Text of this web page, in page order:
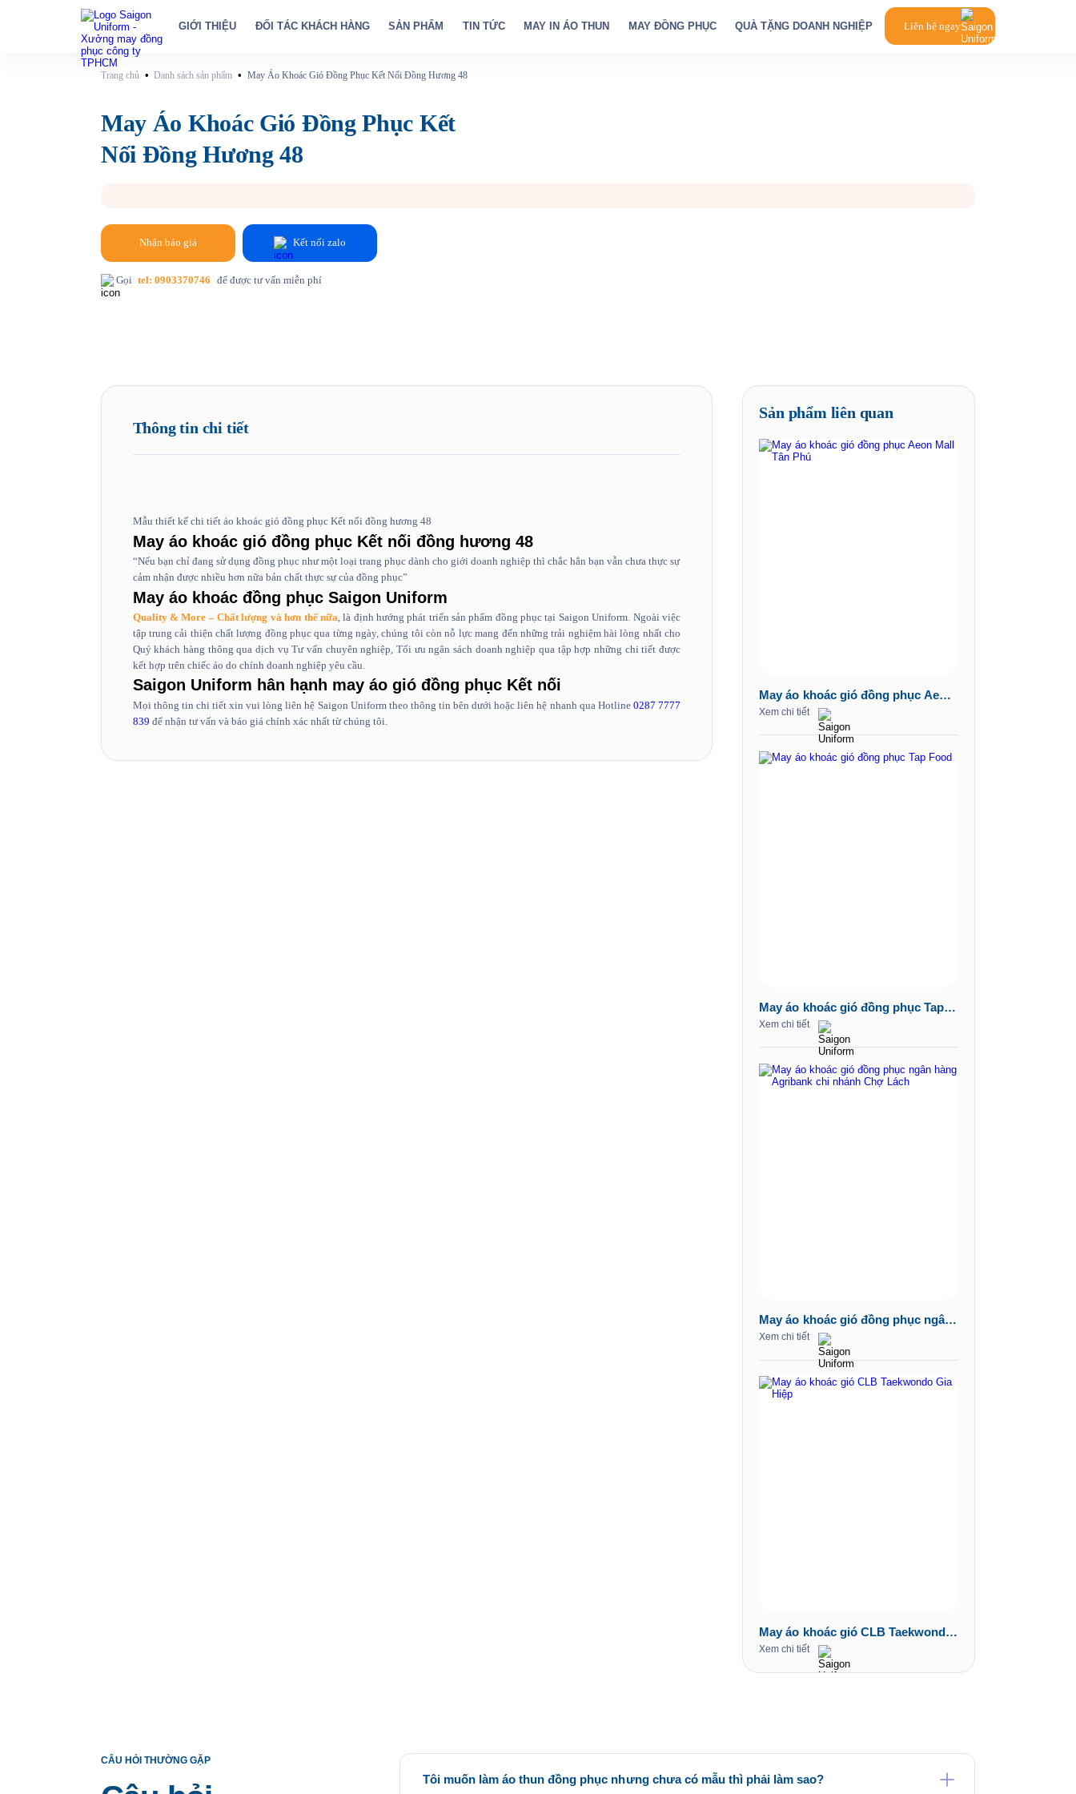
GIỚI THIỆU ĐỐI TÁC KHÁCH HÀNG SẢN PHẨM TIN TỨC MAY IN ÁO THUN MAY ĐỒNG PHỤC QUÀ TẶNG DOANH NGHIỆP Liên hệ ngay
Trang chủ • Danh sách sản phẩm • May Áo Khoác Gió Đồng Phục Kết Nối Đồng Hương 48
May Áo Khoác Gió Đồng Phục Kết
Nối Đồng Hương 48
Nhận báo giá Kết nối zalo
Gọi tel: 0903370746 để được tư vấn miễn phí
Thông tin chi tiết
Mẫu thiết kế chi tiết áo khoác gió đồng phục Kết nối đồng hương 48
May áo khoác gió đồng phục Kết nối đồng hương 48
“Nếu bạn chỉ đang sử dụng đồng phục như một loại trang phục dành cho giới doanh nghiệp thì chắc hẳn bạn vẫn chưa thực sự
cảm nhận được nhiều hơn nữa bản chất thực sự của đồng phục”
May áo khoác đồng phục Saigon Uniform
Quality & More – Chất lượng và hơn thế nữa , là định hướng phát triển sản phẩm đồng phục tại Saigon Uniform. Ngoài việc
tập trung cải thiện chất lượng đồng phục qua từng ngày, chúng tôi còn nỗ lực mang đến những trải nghiệm hài lòng nhất cho
Quý khách hàng thông qua dịch vụ Tư vấn chuyên nghiệp, Tối ưu ngân sách doanh nghiệp qua tập hợp những chi tiết được
kết hợp trên chiếc áo do chính doanh nghiệp yêu cầu.
Saigon Uniform hân hạnh may áo gió đồng phục Kết nối
Mọi thông tin chi tiết xin vui lòng liên hệ Saigon Uniform theo thông tin bên dưới hoặc liên hệ nhanh qua Hotline0287 7777
839 để nhận tư vấn và báo giá chính xác nhất từ chúng tôi.
Sản phẩm liên quan
May áo khoác gió đồng phục Aeon
Mall Tân Phú
Xem chi tiết
May áo khoác gió đồng phục Tap
Food
Xem chi tiết
May áo khoác gió đồng phục ngân
hàng Agribank chi nhánh Chợ
Xem chi tiết
May áo khoác gió CLB Taekwondo
Gia Hiệp
Xem chi tiết
CÂU HỎI THƯỜNG GẶP
Tôi muốn làm áo thun đồng phục nhưng chưa có mẫu thì phải làm sao?